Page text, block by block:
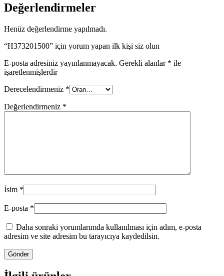
Değerlendirmeler
Henüz değerlendirme yapılmadı.
“H373201500” için yorum yapan ilk kişi siz olun
E-posta adresiniz yayınlanmayacak. Gerekli alanlar * ile
işaretlenmişlerdir
Derecelendirmeniz *
Değerlendirmeniz *
İsim *
E-posta *
Daha sonraki yorumlarımda kullanılması için adım, e-posta
adresim ve site adresim bu tarayıcıya kaydedilsin.